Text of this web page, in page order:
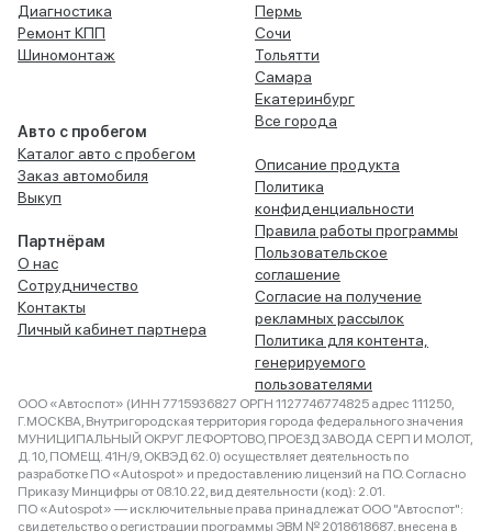
Диагностика
Ремонт КПП
Шиномонтаж
Авто с пробегом
Каталог авто с пробегом
Заказ автомобиля
Выкуп
Партнёрам
О нас
Сотрудничество
Контакты
Личный кабинет партнера
Пермь
Сочи
Тольятти
Самара
Екатеринбург
Все города
Описание продукта
Политика
конфиденциальности
Правила работы программы
Пользовательское
соглашение
Согласие на получение
рекламных рассылок
Политика для контента,
генерируемого
пользователями
ООО «Автоспот» (ИНН 7715936827 ОРГН 1127746774825 адрес 111250,
Г.МОСКВА, Внутригородская территория города федерального значения
МУНИЦИПАЛЬНЫЙ ОКРУГ ЛЕФОРТОВО, ПРОЕЗД ЗАВОДА СЕРП И МОЛОТ,
Д. 10, ПОМЕЩ. 41Н/9, ОКВЭД 62.0) осуществляет деятельность по
разработке ПО «Autospot» и предоставлению лицензий на ПО. Согласно
Приказу Минцифры от 08.10.22, вид деятельности (код): 2.01.
ПО «Autospot» — исключительные права принадлежат ООО "Автоспот":
свидетельство о регистрации программы ЭВМ № 2018618687, внесена в